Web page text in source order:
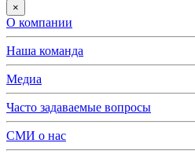
×
О компании
Наша команда
Медиа
Часто задаваемые вопросы
СМИ о нас